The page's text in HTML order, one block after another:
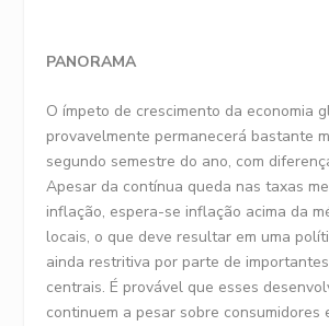
PANORAMA
O ímpeto de crescimento da economia
provavelmente permanecerá bastante
segundo semestre do ano, com
Apesar da contínua queda nas taxas
inflação, espera-se inflação acima da
locais, o que deve resultar em uma
ainda restritiva por parte de
centrais. É provável que esses
continuem a pesar sobre consumidores